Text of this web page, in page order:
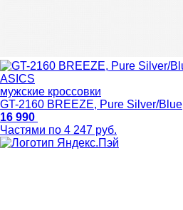
ASICS
мужские кроссовки
GT-2160 BREEZE, Pure Silver/Blue
16 990
Частями по 4 247 руб.